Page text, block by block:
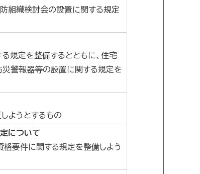
組織検討会の設置に関する規定
規定を整備するとともに、住宅
警報器等の設置に関する規定を
ようとするもの
について
要件に関する規定を整備しよう